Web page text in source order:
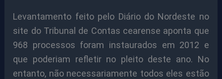
Levantamento feito pelo Diário do Nordeste no
site do Tribunal de Contas cearense aponta que
968 processos foram instaurados em 2012 e
que poderiam refletir no pleito deste ano. No
entanto, não necessariamente todos eles estão